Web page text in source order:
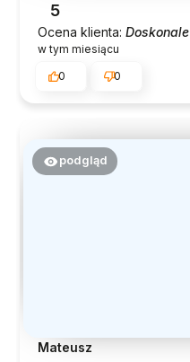
5
Ocena klienta: Doskonale
w tym miesiącu
0
0
podgląd
Mateusz